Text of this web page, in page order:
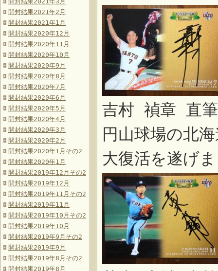
開封結果2021年2月
開封結果2021年1月
開封結果2020年12月
開封結果2020年11月
開封結果2020年10月
開封結果2020年9月
開封結果2020年8月
開封結果2020年7月
開封結果2020年6月
開封結果2020年5月
開封結果2020年4月
開封結果2020年3月
開封結果2020年2月
開封結果2020年1月その2
開封結果2020年1月
開封結果2019年12月その2
開封結果2019年12月
開封結果2019年11月その2
開封結果2019年11月
開封結果2019年10月その2
開封結果2019年10月
開封結果2019年9月その2
開封結果2019年9月
開封結果2019年8月その2
開封結果2019年8月
吉村 禎章 直
円山球場の北
大復活を遂げ